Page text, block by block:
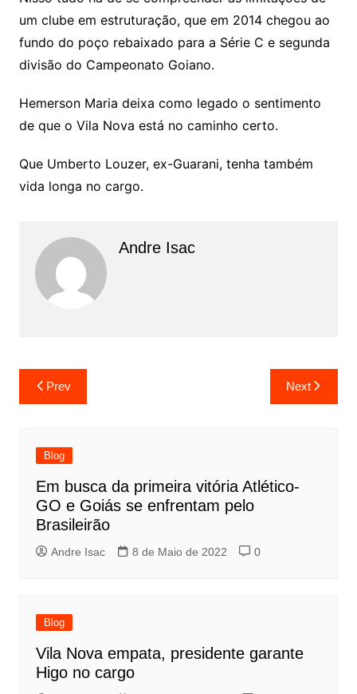
um clube em estruturação, que em 2014 chegou ao
fundo do poço rebaixado para a Série C e segunda
divisão do Campeonato Goiano.
Hemerson Maria deixa como legado o sentimento
de que o Vila Nova está no caminho certo.
Que Umberto Louzer, ex-Guarani, tenha também
vida longa no cargo.
Andre Isac
Prev Next
Blog
Em busca da primeira vitória Atlético-
GO e Goiás se enfrentam pelo
Brasileirão
Andre Isac 8 de Maio de 2022 0
Blog
Vila Nova empata, presidente garante
Higo no cargo